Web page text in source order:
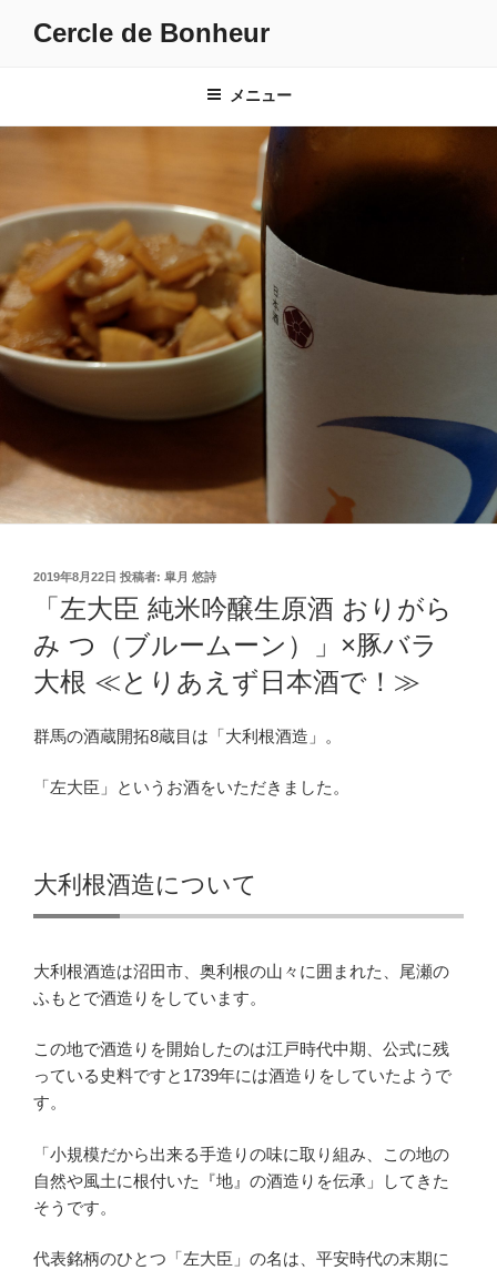
ッ
Cercle de Bonheur
メニュー
投
2019年8月22日 投稿者: 皐月 悠詩
「左大臣 純米吟醸生原酒 おりがら
み つ（ブルームーン）」×豚バラ
大根 ≪とりあえず日本酒で！≫
群馬の酒蔵開拓8蔵目は「大利根酒造」。
「左大臣」というお酒をいただきました。
大利根酒造について
大利根酒造は沼田市、奥利根の山々に囲まれた、尾瀬の
ふもとで酒造りをしています。
この地で酒造りを開始したのは江戸時代中期、公式に残
っている史料ですと1739年には酒造りをしていたようで
す。
「小規模だから出来る手造りの味に取り組み、この地の
自然や風土に根付いた『地』の酒造りを伝承」してきた
そうです。
代表銘柄のひとつ「左大臣」の名は、平安時代の末期に